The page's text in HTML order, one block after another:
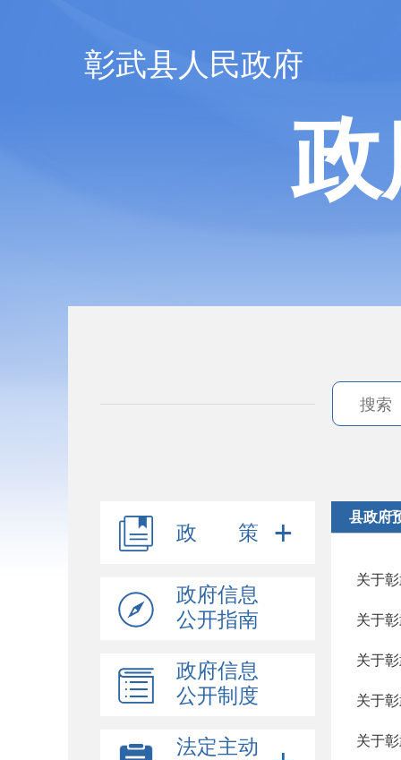
彰武县人民政府
政 策
政府信息
公开指南
政府信息
公开制度
法定主动
县政府
关于
关于
关于
关于
关于